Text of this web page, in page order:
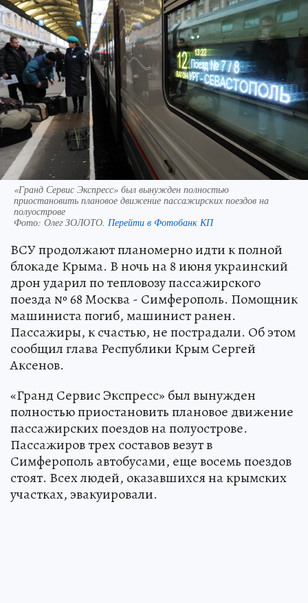
«Гранд Сервис Экспресс» был вынужден полностью
приостановить плановое движение пассажирских поездов на
полуострове
Фото: Олег ЗОЛОТО. Перейти в Фотобанк КП
ВСУ продолжают планомерно идти к полной
блокаде Крыма. В ночь на 8 июня украинский
дрон ударил по тепловозу пассажирского
поезда № 68 Москва - Симферополь. Помощник
машиниста погиб, машинист ранен.
Пассажиры, к счастью, не пострадали. Об этом
сообщил глава Республики Крым Сергей
Аксенов.
«Гранд Сервис Экспресс» был вынужден
полностью приостановить плановое движение
пассажирских поездов на полуострове.
Пассажиров трех составов везут в
Симферополь автобусами, еще восемь поездов
стоят. Всех людей, оказавшихся на крымских
участках, эвакуировали.